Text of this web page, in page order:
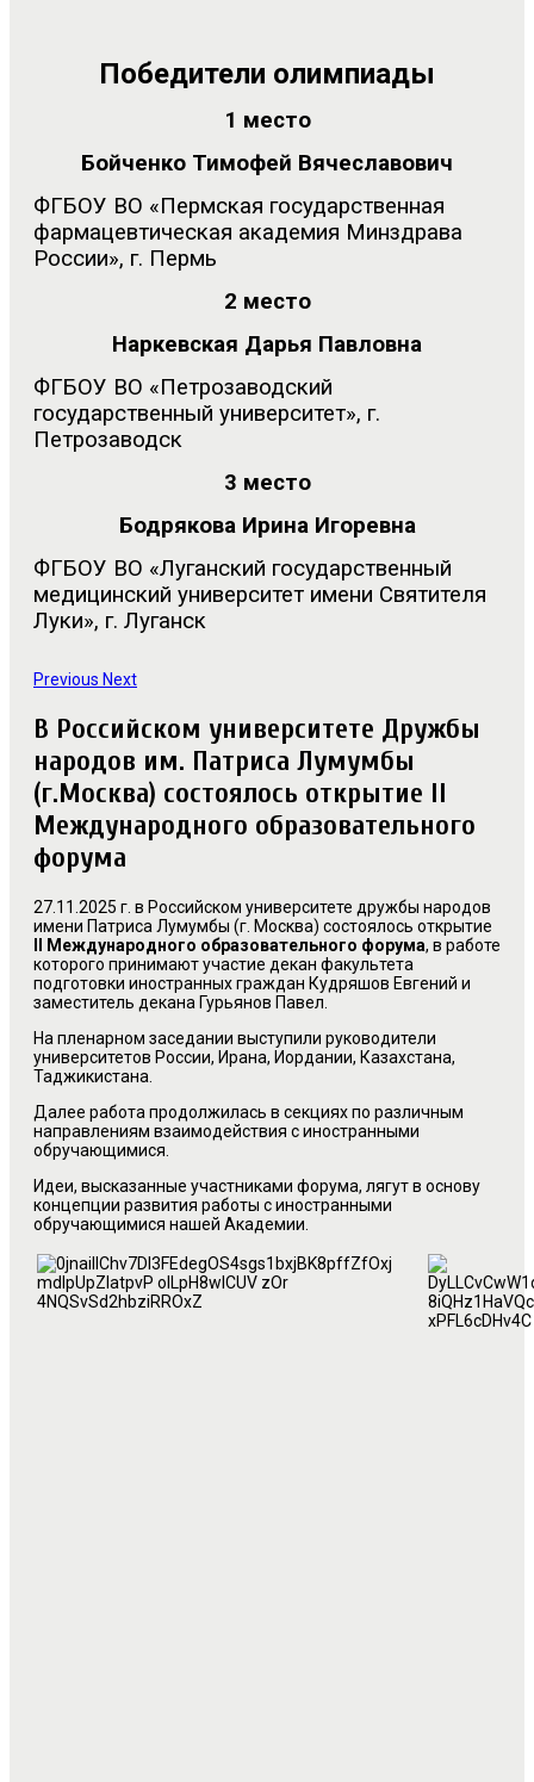
Победители олимпиады
1 место
Бойченко Тимофей Вячеславович
ФГБОУ ВО «Пермская государственная
фармацевтическая академия Минздрава
России», г. Пермь
2 место
Наркевская Дарья Павловна
ФГБОУ ВО «Петрозаводский
государственный университет», г.
Петрозаводск
3 место
Бодрякова Ирина Игоревна
ФГБОУ ВО «Луганский государственный
медицинский университет имени Святителя
Луки», г. Луганск
Previous Next
В Российском университете Дружбы
народов им. Патриса Лумумбы
(г.Москва) состоялось открытие II
Международного образовательного
форума
27.11.2025 г. в Российском университете дружбы народов
имени Патриса Лумумбы (г. Москва) состоялось открытие
II Международного образовательного форума, в работе
которого принимают участие декан факультета
подготовки иностранных граждан Кудряшов Евгений и
заместитель декана Гурьянов Павел.
На пленарном заседании выступили руководители
университетов России, Ирана, Иордании, Казахстана,
Таджикистана.
Далее работа продолжилась в секциях по различным
направлениям взаимодействия с иностранными
обручающимися.
Идеи, высказанные участниками форума, лягут в основу
концепции развития работы с иностранными
обручающимися нашей Академии.